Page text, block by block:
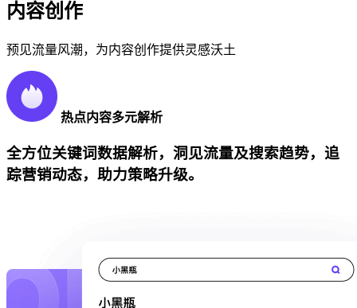
内容创作
预见流量风潮，为内容创作提供灵感沃土
热点内容多元解析
全方位关键词数据解析，洞见流量及搜索趋势，追
踪营销动态，助力策略升级。